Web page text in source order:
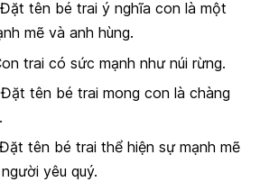
Đặt tên bé trai ý nghĩa con là một
mẽ và anh hùng.
trai có sức mạnh như núi rừng.
Đặt tên bé trai mong con là chàng
Đặt tên bé trai thể hiện sự mạnh mẽ
yêu quý.